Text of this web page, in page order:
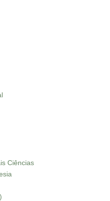
Ciências